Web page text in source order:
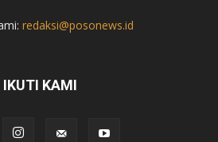
redaksi@posonews.id
IKUTI KAMI